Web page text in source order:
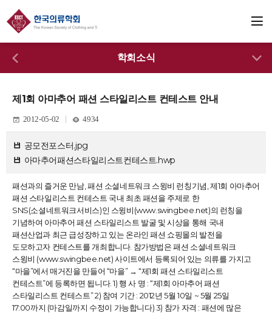
학회소식
제1회 아마추어 패션 스타일리스트 컨테스트 안내
2012-05-02 4934
공모전포스터.jpg
아마추어패션스타일리스트컨테스트.hwp
패션과의 즐거운 만남, 패션 소셜네트워크 스윙비 런칭기념, 제1회 아마추어
패션 스타일리스트 컨테스트 국내 최초 패션을 주제로 한
SNS(소셜네트워크서비스)인 스윙비(www.swingbee.net)의 런칭을
기념하여 아마추어 패션 스타일리스트 발굴 및 시상을 통해 국내
패션산업과 최근 급성장하고 있는 온라인 패션 쇼핑몰의 발전을
도모하고자 컨테스트를 개최합니다. 참가방법은 패션 소셜네트워크
스윙비 (www.swingbee.net) 사이트에서 등록되어 있는 의류를 가지고
“마을”에서 매거진을 만들어 “마을” → “제1회 패션 스타일리스트
컨테스트”에 등록하면 됩니다. 1) 행 사 명 : “제1회 아마추어 패션
스타일리스트 컨테스트” 2) 참여 기간 : 2012년 5월 10일 ~ 5월 25일
17:00까지 (마감일까지 수정이 가능합니다) 3) 참가 자격 : 패션에 많은